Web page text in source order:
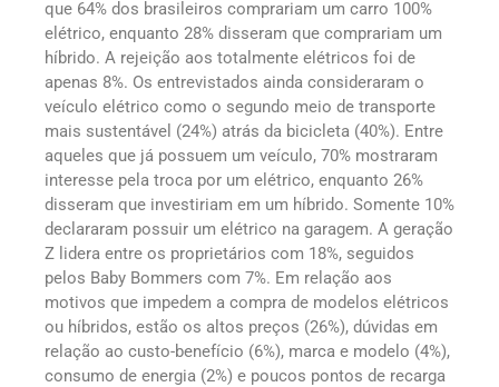
que 64% dos brasileiros comprariam um carro 100%
elétrico, enquanto 28% disseram que comprariam um
híbrido. A rejeição aos totalmente elétricos foi de
apenas 8%. Os entrevistados ainda consideraram o
veículo elétrico como o segundo meio de transporte
mais sustentável (24%) atrás da bicicleta (40%). Entre
aqueles que já possuem um veículo, 70% mostraram
interesse pela troca por um elétrico, enquanto 26%
disseram que investiriam em um híbrido. Somente 10%
declararam possuir um elétrico na garagem. A geração
Z lidera entre os proprietários com 18%, seguidos
pelos Baby Bommers com 7%. Em relação aos
motivos que impedem a compra de modelos elétricos
ou híbridos, estão os altos preços (26%), dúvidas em
relação ao custo-benefício (6%), marca e modelo (4%),
consumo de energia (2%) e poucos pontos de recarga